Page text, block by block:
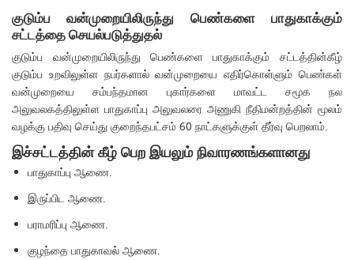
குடும்ப வன்முறையிலிருந்து பெண்களை பாதுகாக்கும்
சட்டத்தை செயல்படுத்துதல்
குடும்ப வன்முறையிலிருந்து பெண்களை பாதுகாக்கும் சட்டத்தின்கீழ்
குடும்ப உறவிலுள்ள நபர்களால் வன்முறையை எதிர்கொள்ளும் பெண்கள்
வன்முறையை சம்பந்தமான புகார்களை மாவட்ட சமூக நல
அலுவலகத்திலுள்ள பாதுகாப்பு அலுவலரை அணுகி நீதிமன்றத்தின் மூலம்
வழக்கு பதிவு செய்து குறைந்தபட்சம் 60 நாட்களுக்குள் தீர்வு பெறலாம்.
இச்சட்டத்தின் கீழ் பெற இயலும் நிவாரணங்களானது
பாதுகாப்பு ஆணை.
இருப்பிட ஆணை.
பராமரிப்பு ஆணை.
குழந்தை பாதுகாவல் ஆணை.